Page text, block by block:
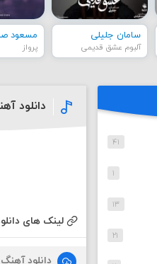
سامان جلیلی
آلبوم عشق قدیمی
مسعود
پرواز
دانلود
لینک های
دانلود
۴۱
۱
۱۳
۲۱